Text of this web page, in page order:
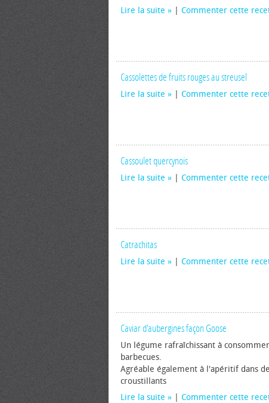
Lire la suite Commenter cette
Cassolettes de fruits rouges au streusel
Lire la suite Commenter cette
Cassoulet quercynois
Lire la suite Commenter cette
Catrachitas
Lire la suite Commenter cette
Caviar d'aubergines façon Goose
Un légume rafraîchissant à
barbecues.
Agréable également à l'apéritif dans
croustillants
Lire la suite
Commenter cette